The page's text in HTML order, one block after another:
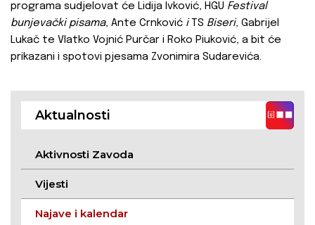
programa sudjelovat će Lidija Ivković, HGU Festival
bunjevački pisama, Ante Crnković i TS Biseri, Gabrijel
Lukač te Vlatko Vojnić Purčar i Roko Piuković, a bit će
prikazani i spotovi pjesama Zvonimira Sudarevića.
Aktualnosti
Aktivnosti Zavoda
Vijesti
Najave i kalendar